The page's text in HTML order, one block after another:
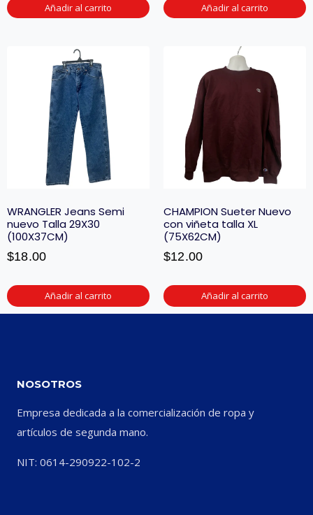
Añadir al carrito Añadir al carrito
WRANGLER Jeans Semi
nuevo Talla 29X30
(100X37CM)
$18.00
Añadir al carrito
CHAMPION Sueter Nuevo
con viñeta talla XL
(75X62CM)
$12.00
Añadir al carrito
NOSOTROS
Empresa dedicada a la comercialización de ropa y
artículos de segunda mano.
NIT: 0614-290922-102-2